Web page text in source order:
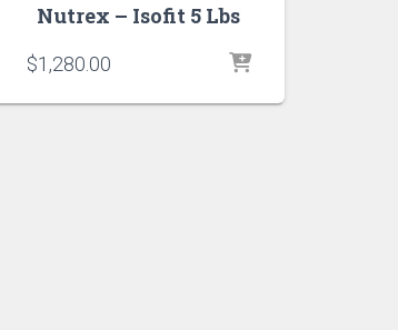
Nutrex – Isofit 5 Lbs
$1,280.00